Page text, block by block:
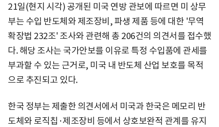
21일(현지 시각) 공개된 미국 연방 관보에 따르면 미 상무
부는 수입 반도체와 제조장비, 파생 제품 등에 대한 '무역
확장법 232조' 조사와 관련해 총 206건의 의견서를 접수했
다. 해당 조사는 국가안보를 이유로 특정 수입품에 관세를
부과할 수 있는 근거로, 미국 내 반도체 산업 보호를 목적
으로 추진되고 있다.
한국 정부는 제출한 의견서에서 미국과 한국은 메모리 반
도체와 로직칩·제조장비 등에서 상호보완적 관계를 유지